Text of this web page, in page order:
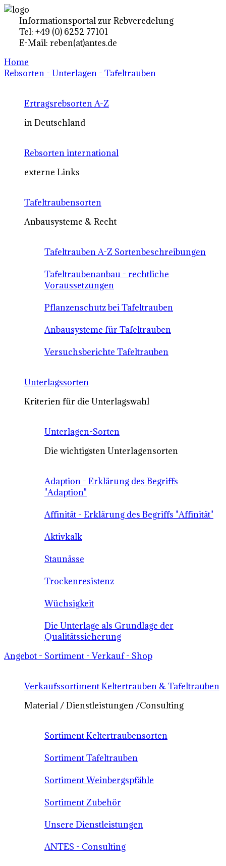
Informationsportal zur Rebveredelung
Tel: +49 (0) 6252 77101
E-Mail: reben(at)antes.de
Home
Rebsorten - Unterlagen - Tafeltrauben
Ertragsrebsorten A-Z
in Deutschland
Rebsorten international
externe Links
Tafeltraubensorten
Anbausysteme & Recht
Tafeltrauben A-Z Sortenbeschreibungen
Tafeltraubenanbau - rechtliche
Voraussetzungen
Pflanzenschutz bei Tafeltrauben
Anbausysteme für Tafeltrauben
Versuchsberichte Tafeltrauben
Unterlagssorten
Kriterien für die Unterlagswahl
Unterlagen-Sorten
Die wichtigsten Unterlagensorten
Adaption - Erklärung des Begriffs
"Adaption"
Affinität - Erklärung des Begriffs "Affinität"
Aktivkalk
Staunässe
Trockenresistenz
Wüchsigkeit
Die Unterlage als Grundlage der
Qualitätssicherung
Angebot - Sortiment - Verkauf - Shop
Verkaufssortiment Keltertrauben & Tafeltrauben
Material / Dienstleistungen /Consulting
Sortiment Keltertraubensorten
Sortiment Tafeltrauben
Sortiment Weinbergspfähle
Sortiment Zubehör
Unsere Dienstleistungen
ANTES - Consulting